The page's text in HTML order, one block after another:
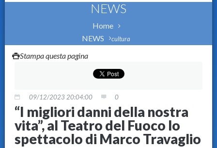
NEWS
Home
NEWS
cultura
Stampa questa pagina
09/12/2023 20:04:00 0
“I migliori danni della nostra
vita”, al Teatro del Fuoco lo
spettacolo di Marco Travaglio